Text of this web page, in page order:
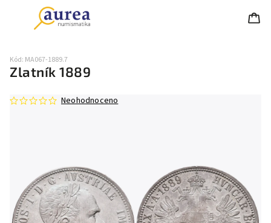
Zlatník 1889
Kód: MA067-1889.7
Neohodnoceno